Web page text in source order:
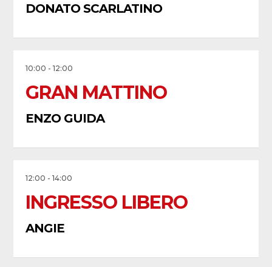
DONATO SCARLATINO
10:00 - 12:00
GRAN MATTINO
ENZO GUIDA
12:00 - 14:00
INGRESSO LIBERO
ANGIE